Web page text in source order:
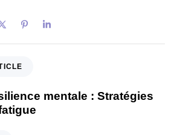
mentale : Stratégies